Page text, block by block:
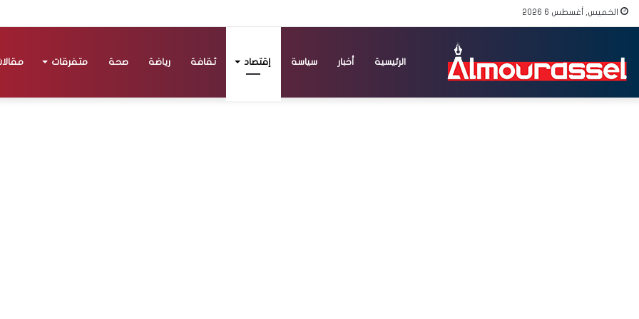
الخميس, أغسطس 6 2026
الرئيسية أخبار سياسة إقتصاد ثقافة رياضة صحة متفرقات